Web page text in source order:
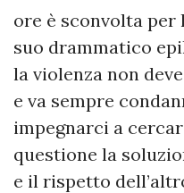
ore è sconvolta per
suo drammatico
la violenza non
e va sempre
impegnarci a
questione la
e il rispetto